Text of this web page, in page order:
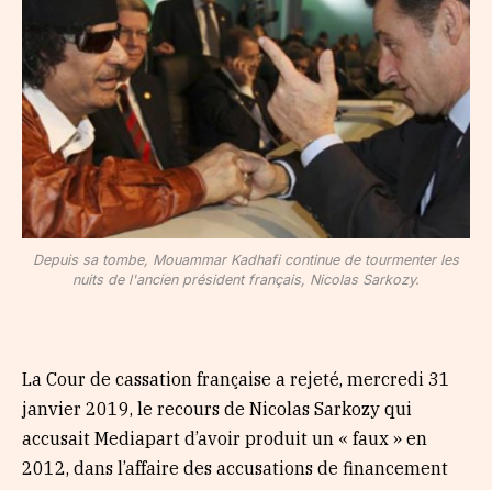
Depuis sa tombe, Mouammar Kadhafi continue de tourmenter les
nuits de l'ancien président français, Nicolas Sarkozy.
La Cour de cassation française a rejeté, mercredi 31
janvier 2019, le recours de Nicolas Sarkozy qui
accusait Mediapart d’avoir produit un « faux » en
2012, dans l’affaire des accusations de financement